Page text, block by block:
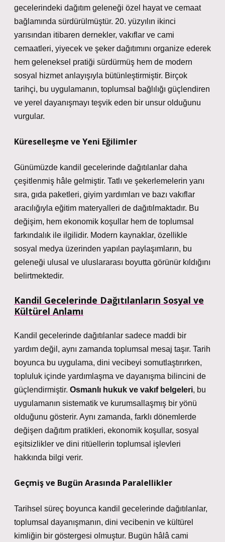
gecelerindeki dağıtım geleneği özel hayat ve cemaat
bağlamında sürdürülmüştür. 20. yüzyılın ikinci
yarısından itibaren dernekler, vakıflar ve cami
cemaatleri, yiyecek ve şeker dağıtımını organize ederek
hem geleneksel pratiği sürdürmüş hem de modern
sosyal hizmet anlayışıyla bütünleştirmiştir. Birçok
tarihçi, bu uygulamanın, toplumsal bağlılığı güçlendiren
ve yerel dayanışmayı teşvik eden bir unsur olduğunu
vurgular.
Küreselleşme ve Yeni Eğilimler
Günümüzde kandil gecelerinde dağıtılanlar daha
çeşitlenmiş hâle gelmiştir. Tatlı ve şekerlemelerin yanı
sıra, gıda paketleri, giyim yardımları ve bazı vakıflar
aracılığıyla eğitim materyalleri de dağıtılmaktadır. Bu
değişim, hem ekonomik koşullar hem de toplumsal
farkındalık ile ilgilidir. Modern kaynaklar, özellikle
sosyal medya üzerinden yapılan paylaşımların, bu
geleneği ulusal ve uluslararası boyutta görünür kıldığını
belirtmektedir.
Kandil Gecelerinde Dağıtılanların Sosyal ve
Kültürel Anlamı
Kandil gecelerinde dağıtılanlar sadece maddi bir
yardım değil, aynı zamanda toplumsal mesaj taşır. Tarih
boyunca bu uygulama, dini vecibeyi somutlaştırırken,
topluluk içinde yardımlaşma ve dayanışma bilincini de
güçlendirmiştir. Osmanlı hukuk ve vakıf belgeleri, bu
uygulamanın sistematik ve kurumsallaşmış bir yönü
olduğunu gösterir. Aynı zamanda, farklı dönemlerde
değişen dağıtım pratikleri, ekonomik koşullar, sosyal
eşitsizlikler ve dini ritüellerin toplumsal işlevleri
hakkında bilgi verir.
Geçmiş ve Bugün Arasında Paralellikler
Tarihsel süreç boyunca kandil gecelerinde dağıtılanlar,
toplumsal dayanışmanın, dini vecibenin ve kültürel
kimliğin bir göstergesi olmuştur. Bugün hâlâ cami